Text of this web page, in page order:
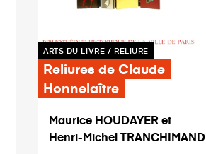
ARTS DU LIVRE / RELIURE
Reliures de Claude
Honnelaître
Maurice HOUDAYER et
Henri-Michel TRANCHIMAND